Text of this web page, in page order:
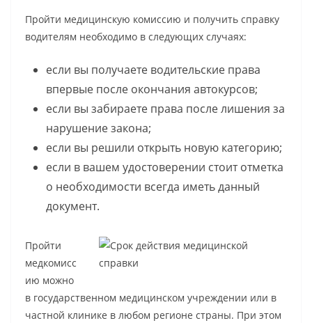
Пройти медицинскую комиссию и получить справку
водителям необходимо в следующих случаях:
если вы получаете водительские права
впервые после окончания автокурсов;
если вы забираете права после лишения за
нарушение закона;
если вы решили открыть новую категорию;
если в вашем удостоверении стоит отметка
о необходимости всегда иметь данный
документ.
Пройти
медкомисс
ию можно
в государственном медицинском учреждении или в
частной клинике в любом регионе страны. При этом